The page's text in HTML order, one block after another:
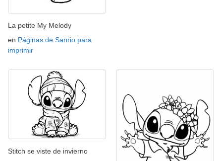
La petite My Melody
en Páginas de Sanrio para
imprimir
Stitch se viste de invierno